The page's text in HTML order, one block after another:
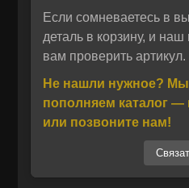
Даю своё согласие на
Даю своё согласие на
тяжелых условиях
Производство
KMP Brand (Англия),
строгим контролем
опытом в сфере
комплектующих для
Запчасти MTK и KMP
Если сомневаетесь в
деталь в корзину, и
вам проверить артикул.
Не нашли нужное? Мы
пополняем каталог —
или позвоните нам!